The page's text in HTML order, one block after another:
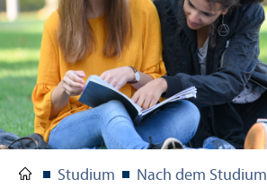
Studium Nach dem Studium